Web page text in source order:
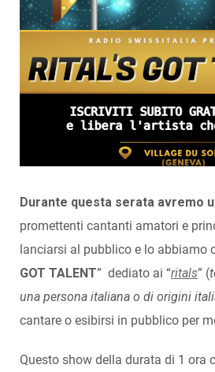
Durante questa serata avremo
promettenti cantanti amatori e
lanciarsi al pubblico e lo abbiamo
GOT TALENT” dediato ai “ritals” (
una persona italiana o di origini
cantare o esibirsi in pubblico per
Questo show della durata di 1 ora